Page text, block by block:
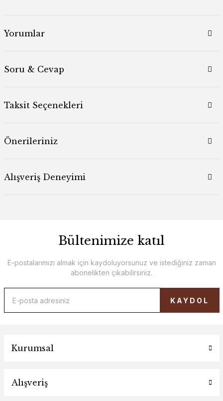
Yorumlar
Soru & Cevap
Taksit Seçenekleri
Önerileriniz
Alışveriş Deneyimi
Bültenimize katıl
E-postalarımızı almak için kaydoluyorsunuz ve istediğiniz zaman
abonelikten çıkabilirsiniz.
KAYDOL
Kurumsal
Alışveriş